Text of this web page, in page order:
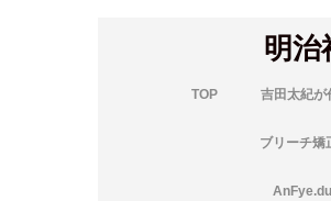
明治
TOP 吉田太紀が
ブリーチ矯